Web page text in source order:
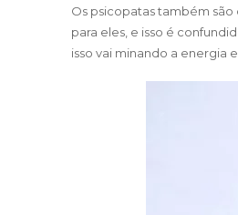
Os psicopatas também são
para eles, e isso é
isso vai minando a energia